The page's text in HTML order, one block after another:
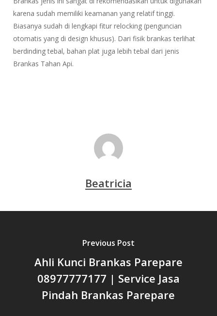
karena sudah memiliki keamanan yang relatif tinggi.
Biasanya sudah di lengkapi fitur relocking (penguncian
otomatis yang di design khusus). Dari fisik brankas terlihat
berdinding tebal, bahan plat juga lebih tebal dari jenis
Brankas Tahan Api.
Beatricia
Previous Post
Ahli Kunci Brankas Parepare
08977777177 | Service Jasa
Pindah Brankas Parepare